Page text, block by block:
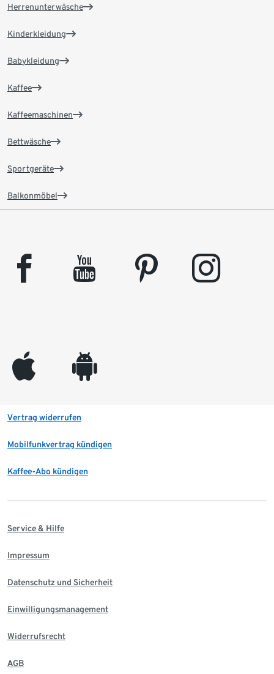
Herrenunterwäsche
Kinderkleidung
Babykleidung
Kaffee
Kaffeemaschinen
Bettwäsche
Sportgeräte
Balkonmöbel
facebook youtube pinterest instagram
appleinc android
Vertrag widerrufen
Mobilfunkvertrag kündigen
Kaffee-Abo kündigen
Service & Hilfe
Impressum
Datenschutz und Sicherheit
Einwilligungsmanagement
Widerrufsrecht
AGB